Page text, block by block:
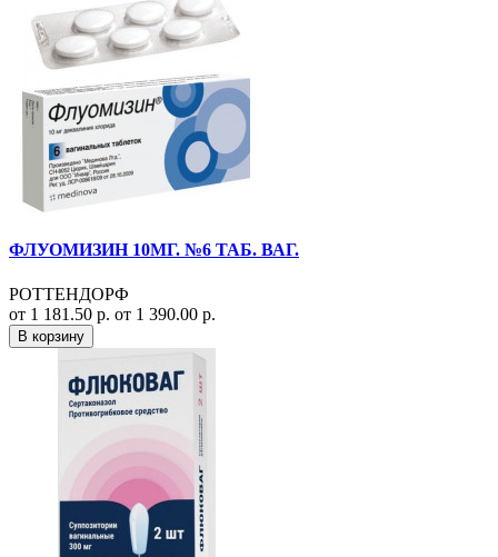
ФЛУОМИЗИН 10МГ. №6 ТАБ. ВАГ.
РОТТЕНДОРФ
от 1 181.50 р. от 1 390.00 р.
В корзину